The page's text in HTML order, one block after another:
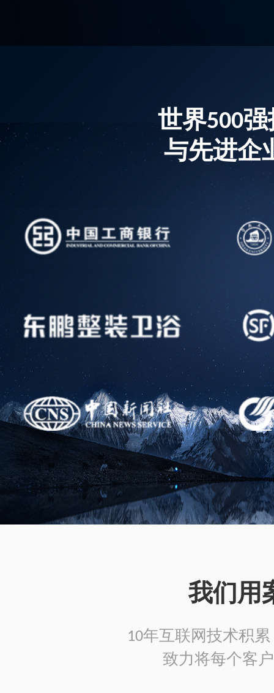
世界500
与先进企
我们用
10年互联网技术积
致力将每个客